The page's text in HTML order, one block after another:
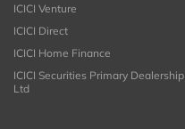
ICICI Venture
ICICI Direct
ICICI Home Finance
ICICI Securities Primary Dealership
Ltd